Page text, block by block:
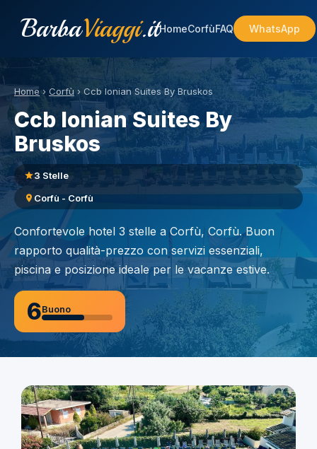
BarbaViaggi.itHomeCorfùFAQ WhatsApp
Home› Corfù › Ccb Ionian Suites By Bruskos
Ccb Ionian Suites By
Bruskos
3 Stelle
Corfù - Corfù
Confortevole hotel 3 stelle a Corfù, Corfù. Buon
rapporto qualità-prezzo con servizi essenziali,
piscina e posizione ideale per le vacanze estive.
6Buono